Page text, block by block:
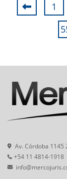
1
Av. Córdoba 1145
+54 11 4814-1918